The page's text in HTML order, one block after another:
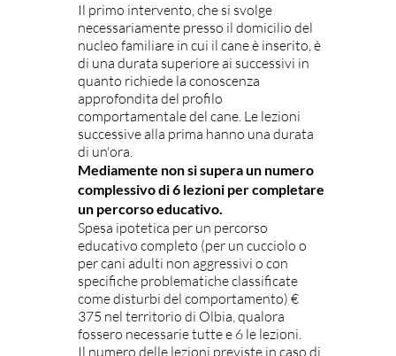
Il primo intervento, che si svolge
necessariamente presso il domicilio del
nucleo familiare in cui il cane è inserito, è
di una durata superiore ai successivi in
quanto richiede la conoscenza
approfondita del profilo
comportamentale del cane. Le lezioni
successive alla prima hanno una durata
di un'ora.
Mediamente non si supera un numero
complessivo di 6 lezioni per completare
un percorso educativo.
Spesa ipotetica per un percorso
educativo completo (per un cucciolo o
per cani adulti non aggressivi o con
specifiche problematiche classificate
come disturbi del comportamento) €
375 nel territorio di Olbia, qualora
fossero necessarie tutte e 6 le lezioni.
Il numero delle lezioni previste in caso di